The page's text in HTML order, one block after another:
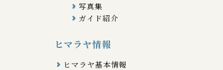
写真集
ガイド紹介
ヒマラヤ情報
ヒマラヤ基本情報